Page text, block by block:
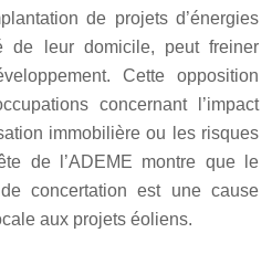
de projets d’énergies
de leur domicile, peut freiner
Cette opposition
concernant l’impact
immobilière ou les risques
de l’ADEME montre que le
concertation est une cause
aux projets éoliens.